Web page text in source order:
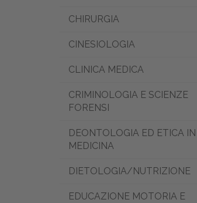
CHIRURGIA
CINESIOLOGIA
CLINICA MEDICA
CRIMINOLOGIA E SCIENZE
FORENSI
DEONTOLOGIA ED ETICA IN
MEDICINA
DIETOLOGIA/NUTRIZIONE
EDUCAZIONE MOTORIA E